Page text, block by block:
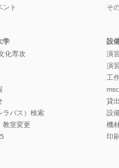
ント
そ
学
化専攻
ラバス）検索
教室変更
設
演
演
工
貸
設
機
印